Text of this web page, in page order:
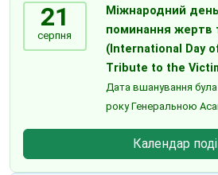
21
серпня
Міжнародний день
поминання жертв
(International Day
Tribute to the
Дата вшанування
року Генеральною
Календар